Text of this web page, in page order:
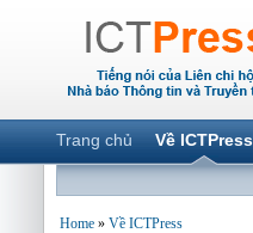
Trang chủ Về ICTPress
Home » Về ICTPress